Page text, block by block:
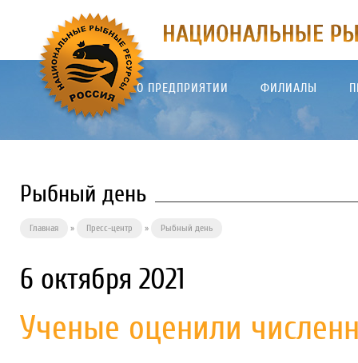
О ПРЕДПРИЯТИИ ФИЛИАЛЫ
Рыбный день
Главная » Пресс-центр » Рыбный день
6 октября 2021
Ученые оценили